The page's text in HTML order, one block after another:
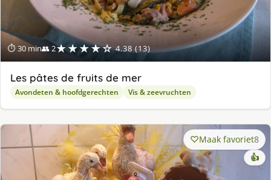
⏱ 30 min👥 2★★★★☆ 4.38 (13)
Les pâtes de fruits de mer
Avondeten & hoofdgerechten Vis & zeevruchten
Maak favoriet8
👍